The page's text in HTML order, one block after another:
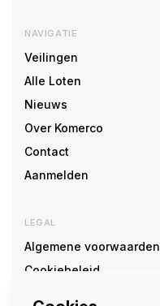
NAVIGATIE
Veilingen
Alle Loten
Nieuws
Over Komerco
Contact
Aanmelden
LEGAL
Algemene voorwaarden
Cookiebeleid